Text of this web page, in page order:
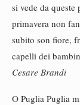
si vede da queste
primavera non
subito son fiore,
capelli dei
Cesare Brandi
O Puglia Puglia